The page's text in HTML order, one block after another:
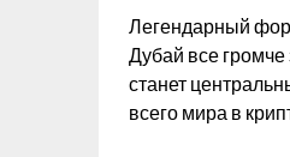
Легендарный
Дубай все
станет
всего мира в